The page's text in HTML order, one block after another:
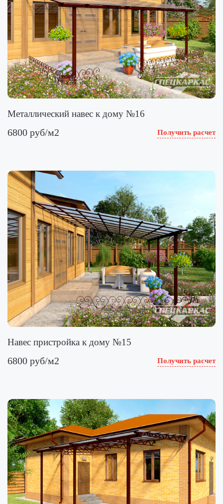
Металлический навес к дому №16
6800 руб/м2 Получить расчет
Навес пристройка к дому №15
6800 руб/м2 Получить расчет